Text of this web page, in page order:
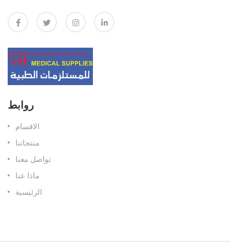
روابط
الاقسام
منتجاتنا
تواصل معنا
ماذا عنا
الرئيسية